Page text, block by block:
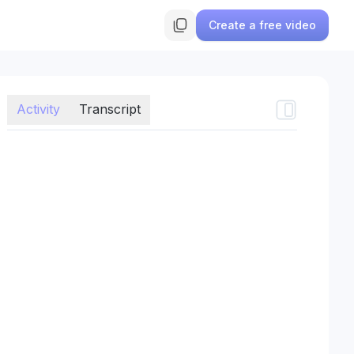
Create a free video
Activity Transcript